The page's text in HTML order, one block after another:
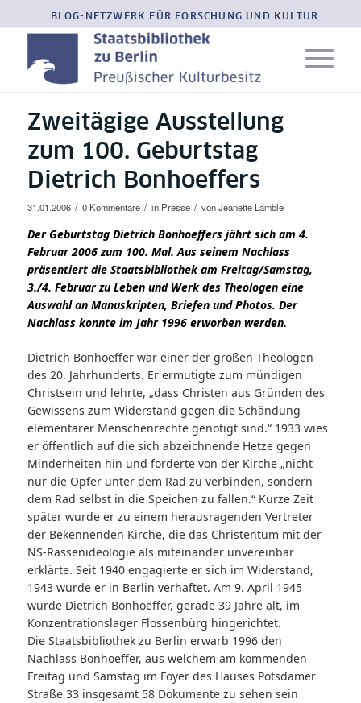
BLOG-NETZWERK FÜR FORSCHUNG UND KULTUR
Zweitägige Ausstellung
zum 100. Geburtstag
Dietrich Bonhoeffers
31.01.2006 / 0 Kommentare / in Presse / vonJeanette Lamble
Der Geburtstag Dietrich Bonhoeffers jährt sich am 4.
Februar 2006 zum 100. Mal. Aus seinem Nachlass
präsentiert die Staatsbibliothek am Freitag/Samstag,
3./4. Februar zu Leben und Werk des Theologen eine
Auswahl an Manuskripten, Briefen und Photos. Der
Nachlass konnte im Jahr 1996 erworben werden.
Dietrich Bonhoeffer war einer der großen Theologen
des 20. Jahrhunderts. Er ermutigte zum mündigen
Christsein und lehrte, „dass Christen aus Gründen des
Gewissens zum Widerstand gegen die Schändung
elementarer Menschenrechte genötigt sind.“ 1933 wies
er öffentlich auf die sich abzeichnende Hetze gegen
Minderheiten hin und forderte von der Kirche „nicht
nur die Opfer unter dem Rad zu verbinden, sondern
dem Rad selbst in die Speichen zu fallen.“ Kurze Zeit
später wurde er zu einem herausragenden Vertreter
der Bekennenden Kirche, die das Christentum mit der
NS-Rassenideologie als miteinander unvereinbar
erklärte. Seit 1940 engagierte er sich im Widerstand,
1943 wurde er in Berlin verhaftet. Am 9. April 1945
wurde Dietrich Bonhoeffer, gerade 39 Jahre alt, im
Konzentrationslager Flossenbürg hingerichtet.
Die Staatsbibliothek zu Berlin erwarb 1996 den
Nachlass Bonhoeffer, aus welchem am kommenden
Freitag und Samstag im Foyer des Hauses Potsdamer
Straße 33 insgesamt 58 Dokumente zu sehen sein